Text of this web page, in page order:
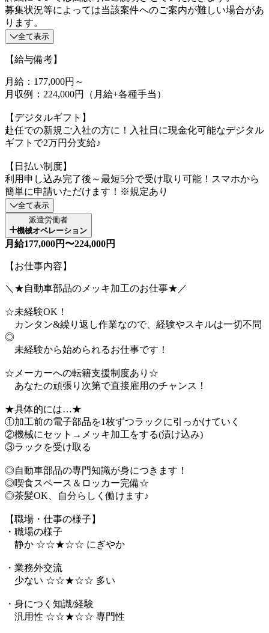
募集状況等によっては当該案件へのご案内が難しい場合があ
ります。
全て表示
【給与備考】
月給：177,000円～
月収例：224,000円（月給+各種手当）
【デジタルギフト】
赴任での新規ご入社の方に！入社日に現金化可能なデジタル
ギフトで2万円分支給♪
【日払い制度】
利用申し込み完了後～最短5分で受け取り可能！スマホから
簡単に申請いただけます！※規定あり
全て表示
派遣労働者
機械オペレーション
月給177,000円〜224,000円
【お仕事内容】
＼★自動車部品のメッキ加工のお仕事★／
☆未経験OK！
カンタン&繰り返し作業なので、経験やスキルは一切不問
◎
未経験から始められるお仕事です！
☆メーカーへの転籍支援制度あり☆
あなたの頑張り次第で直接雇用のチャンス！
★具体的には…★
①加工前の電子部品を1枚ずつラックに引っかけていく
②機械にセット→メッキ加工をする(漬け込み)
③ラックを受け取る
◎自動車部品の専門知識が身につきます！
◎喫食スペース＆ロッカー完備☆
◎茶髪OK、自分らしく働けます♪
【職場・仕事の様子】
・職場の様子
静か ☆☆★☆☆ にぎやか
・業務外交流
少ない ☆☆★☆☆ 多い
・身につく知識/経験
汎用性 ☆☆★☆☆ 専門性